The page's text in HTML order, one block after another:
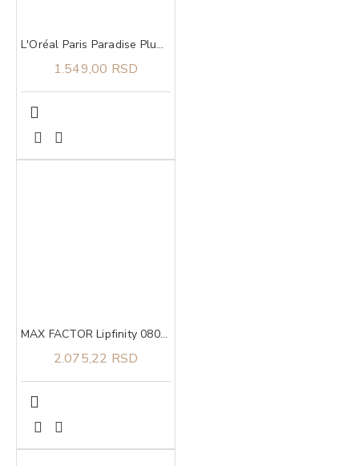
L'Oréal Paris Paradise Plump Ambition Ulje Za Usne 641 Latte Glace
1.549,00 RSD
MAX FACTOR Lipfinity 080 starglow
2.075,22 RSD